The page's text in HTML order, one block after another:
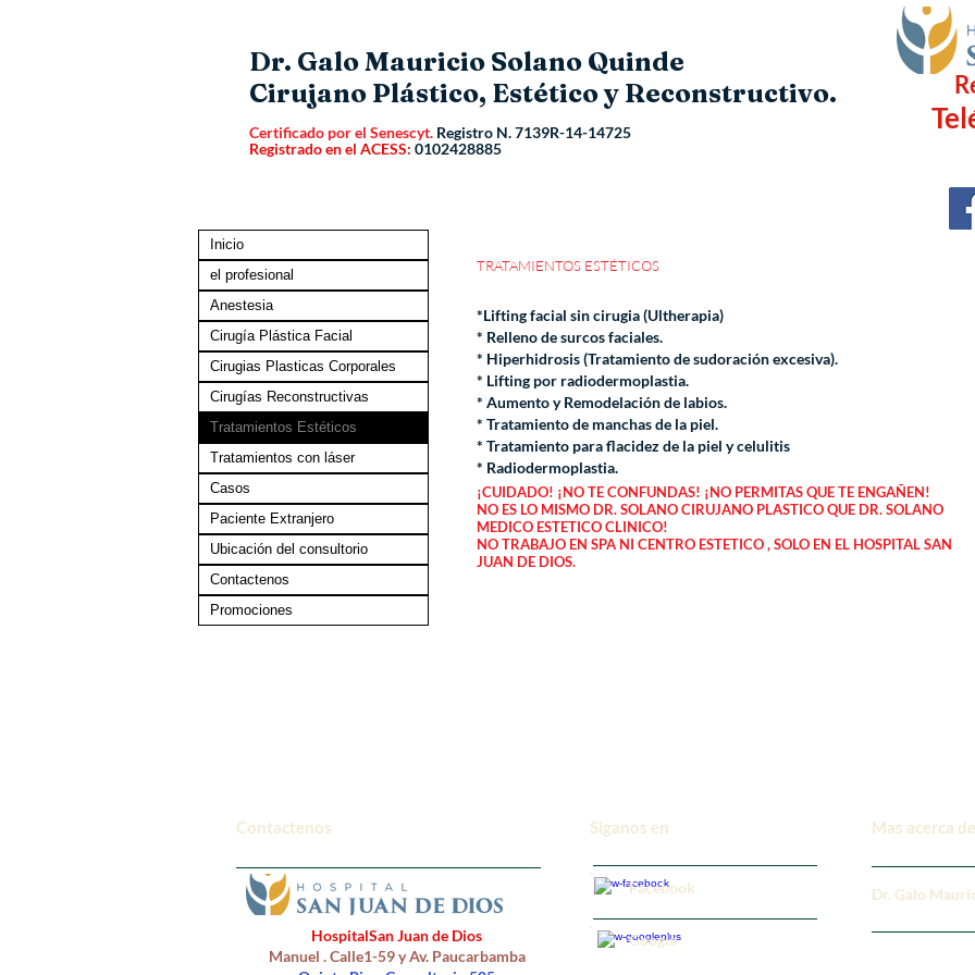
Dr. Galo Mauricio Solano Quinde
Cirujano Plástico, Estético y Reconstructivo.
Certificado por el Senescyt. Registro N.7139R-14-14725
Registrado en el ACESS: 0102428885
Inicio
el profesional
Anestesia
Cirugía Plástica Facial
Cirugias Plasticas Corporales
Cirugías Reconstructivas
Tratamientos Estéticos
Tratamientos con láser
Casos
Paciente Extranjero
Ubicación del consultorio
Contactenos
Promociones
TRATAMIENTOS ESTÉTICOS
¡CUIDADO! ¡NO TE CONFUNDAS! ¡NO PERMITAS QUE TE ENGAÑEN!
NO ES LO MISMO DR. SOLANO CIRUJANO PLASTICO QUE DR. SOLANO
MEDICO ESTETICO CLINICO!
NO TRABAJO EN SPA NI CENTRO ESTETICO , SOLO EN EL HOSPITAL SAN
JUAN DE DIOS.
* Lifting por radiodermoplastia.
* Hiperhidrosis (Tratamiento de sudoración excesiva).
*Lifting facial sin cirugia (Ultherapia)
* Relleno de surcos faciales.
* Aumento y Remodelación de labios.
* Tratamiento de manchas de la piel.
* Tratamiento para flacidez de la piel y celulitis
* Radiodermoplastia.
Contactenos Siganos en
Facebook
Mas acerca
Dr. Galo
HospitalSan Juan de Dios
Manuel . Calle1-59 y Av. Paucarbamba
Google